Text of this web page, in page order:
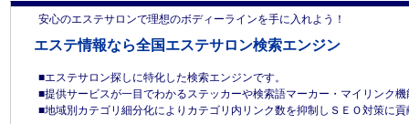
安心のエステサロンで理想のボディーラインを手に入れよう！
エステ情報なら全国エステサロン検索エンジン
■エステサロン探しに特化した検索エンジンです。
■提供サービスが一目でわかるステッカーや検索語マーカー・マイリンク
■地域別カテゴリ細分化によりカテゴリ内リンク数を抑制しＳＥＯ対策に